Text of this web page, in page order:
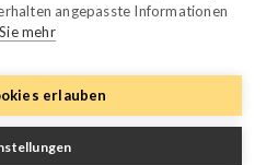
angepasste Informationen
mehr
erlauben